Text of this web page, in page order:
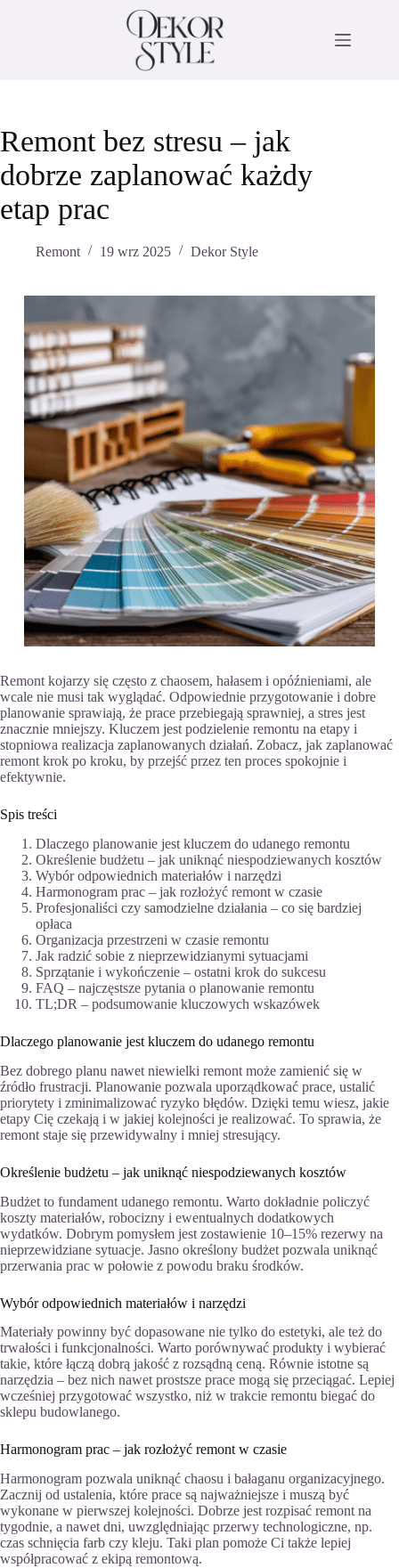
Remont bez stresu – jak
dobrze zaplanować każdy
etap prac
Remont 19 wrz 2025 Dekor Style
Remont kojarzy się często z chaosem, hałasem i opóźnieniami, ale
wcale nie musi tak wyglądać. Odpowiednie przygotowanie i dobre
planowanie sprawiają, że prace przebiegają sprawniej, a stres jest
znacznie mniejszy. Kluczem jest podzielenie remontu na etapy i
stopniowa realizacja zaplanowanych działań. Zobacz, jak zaplanować
remont krok po kroku, by przejść przez ten proces spokojnie i
efektywnie.
Spis treści
Dlaczego planowanie jest kluczem do udanego remontu
Określenie budżetu – jak uniknąć niespodziewanych kosztów
Wybór odpowiednich materiałów i narzędzi
Harmonogram prac – jak rozłożyć remont w czasie
Profesjonaliści czy samodzielne działania – co się bardziej
opłaca
Organizacja przestrzeni w czasie remontu
Jak radzić sobie z nieprzewidzianymi sytuacjami
Sprzątanie i wykończenie – ostatni krok do sukcesu
FAQ – najczęstsze pytania o planowanie remontu
TL;DR – podsumowanie kluczowych wskazówek
Dlaczego planowanie jest kluczem do udanego remontu
Bez dobrego planu nawet niewielki remont może zamienić się w
źródło frustracji. Planowanie pozwala uporządkować prace, ustalić
priorytety i zminimalizować ryzyko błędów. Dzięki temu wiesz, jakie
etapy Cię czekają i w jakiej kolejności je realizować. To sprawia, że
remont staje się przewidywalny i mniej stresujący.
Określenie budżetu – jak uniknąć niespodziewanych kosztów
Budżet to fundament udanego remontu. Warto dokładnie policzyć
koszty materiałów, robocizny i ewentualnych dodatkowych
wydatków. Dobrym pomysłem jest zostawienie 10–15% rezerwy na
nieprzewidziane sytuacje. Jasno określony budżet pozwala uniknąć
przerwania prac w połowie z powodu braku środków.
Wybór odpowiednich materiałów i narzędzi
Materiały powinny być dopasowane nie tylko do estetyki, ale też do
trwałości i funkcjonalności. Warto porównywać produkty i wybierać
takie, które łączą dobrą jakość z rozsądną ceną. Równie istotne są
narzędzia – bez nich nawet prostsze prace mogą się przeciągać. Lepiej
wcześniej przygotować wszystko, niż w trakcie remontu biegać do
sklepu budowlanego.
Harmonogram prac – jak rozłożyć remont w czasie
Harmonogram pozwala uniknąć chaosu i bałaganu organizacyjnego.
Zacznij od ustalenia, które prace są najważniejsze i muszą być
wykonane w pierwszej kolejności. Dobrze jest rozpisać remont na
tygodnie, a nawet dni, uwzględniając przerwy technologiczne, np.
czas schnięcia farb czy kleju. Taki plan pomoże Ci także lepiej
współpracować z ekipą remontową.